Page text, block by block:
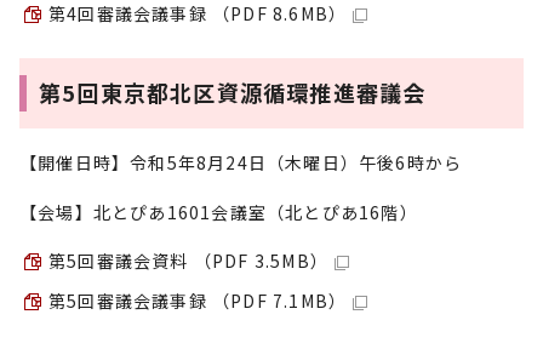
第4回審議会議事録 （PDF 8.6MB）
第5回東京都北区資源循環推進審議会
【開催日時】令和5年8月24日（木曜日）午後6時から
【会場】北とぴあ1601会議室（北とぴあ16階）
第5回審議会資料 （PDF 3.5MB）
第5回審議会議事録 （PDF 7.1MB）